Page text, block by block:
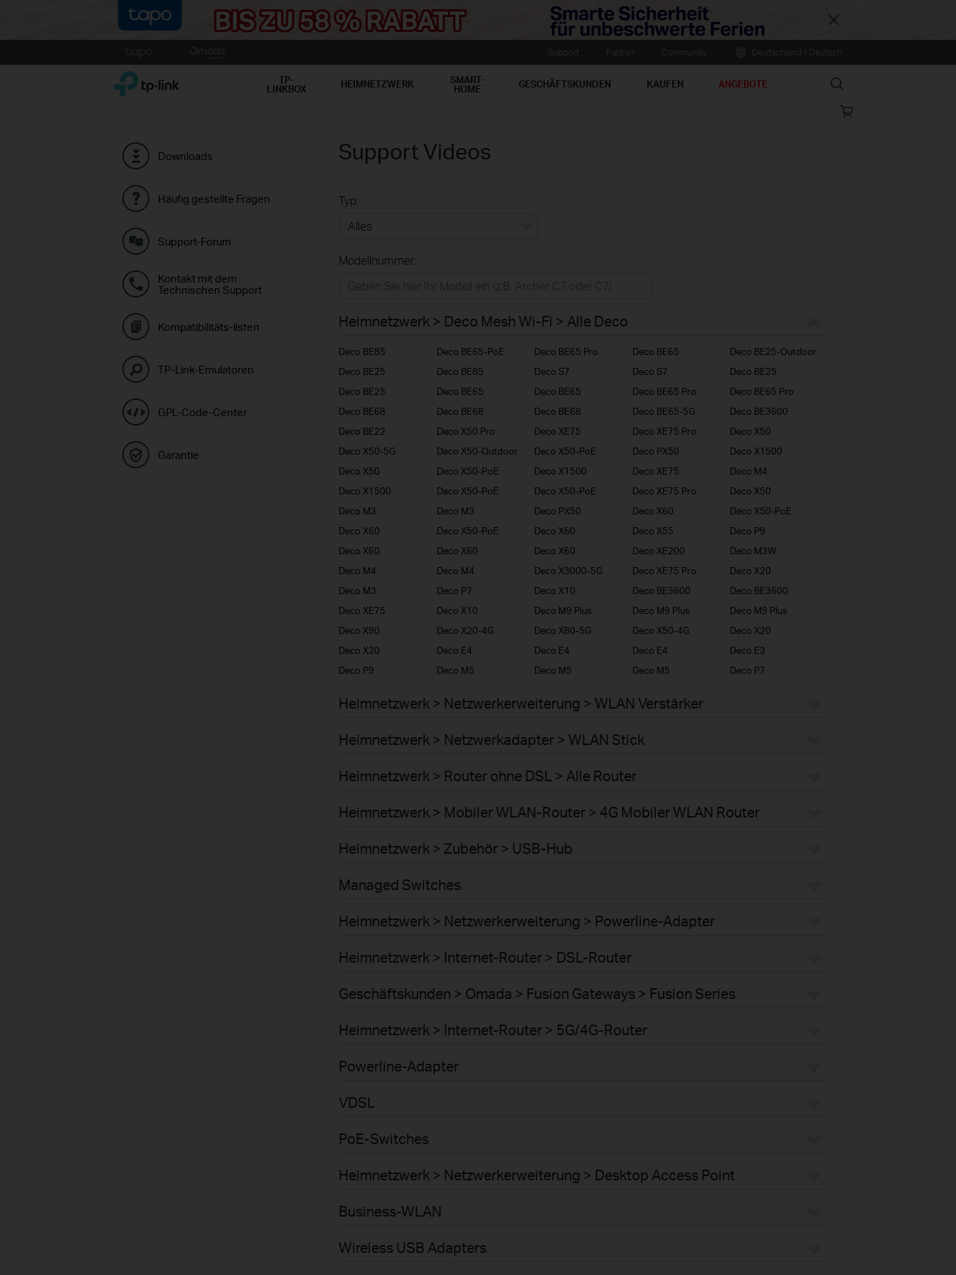
Close
to
TP-Link, Reliably Smart TP-
LINKBOX HEIMNETZWERK SMART-
HOME GESCHÄFTSKUNDEN KAUFEN ANGEBOTE Search
Online
Downloads
Häufig gestellte Fragen
Support-Forum
Kontakt mit dem
Technischen Support
Kompatibilitäts-listen
TP-Link-Emulatoren
GPL-Code-Center
Garantie
Support Videos
Typ:
Geschäftskunden
Modellnummer:
Heimnetzwerk > Deco Mesh Wi-Fi > Alle Deco
Deco BE85 Deco BE65-PoE Deco BE65 Pro Deco BE65
Deco BE25-Outdoor
Deco BE25
Deco BE85 Deco S7 Deco S7
Deco BE25
Deco BE25
Deco BE65 Deco BE65 Deco BE65 Pro
Deco BE65 Pro
Deco BE68
Deco BE68 Deco BE68 Deco BE65-5G
Deco BE3600
Deco BE22
Deco X50 Pro Deco XE75 Deco XE75 Pro
Deco X50
Deco X50-5G
Deco X50-Outdoor Deco X50-PoE Deco PX50
Deco X1500
Deco X50
Deco X50-PoE Deco X1500 Deco XE75
Deco M4
Deco X1500
Deco X50-PoE Deco X50-PoE Deco XE75 Pro
Deco X50
Deco M3
Deco M3 Deco PX50 Deco X60
Deco X50-PoE
Deco X60
Deco X50-PoE Deco X60 Deco X55
Deco P9
Deco X60
Deco X60 Deco X60 Deco XE200
Deco M3W
Deco M4
Deco M4 Deco X3000-5G Deco XE75 Pro
Deco X20
Deco M3
Deco P7 Deco X10 Deco BE3600
Deco BE3600
Deco XE75
Deco X10 Deco M9 Plus Deco M9 Plus
Deco M9 Plus
Deco X90
Deco X20-4G Deco X80-5G Deco X50-4G
Deco X20
Deco X20
Deco E4 Deco E4 Deco E4
Deco E3
Deco P9
Deco M5 Deco M5 Deco M5 Deco P7
Heimnetzwerk > Netzwerkerweiterung > WLAN Verstärker
Heimnetzwerk > Netzwerkadapter > WLAN Stick
Heimnetzwerk > Router ohne DSL > Alle Router
Heimnetzwerk > Mobiler WLAN-Router > 4G Mobiler WLAN Router
Heimnetzwerk > Zubehör > USB-Hub
Managed Switches
Heimnetzwerk > Netzwerkerweiterung > Powerline-Adapter
Heimnetzwerk > Internet-Router > DSL-Router
Geschäftskunden > Omada > Fusion Gateways > Fusion Series
Heimnetzwerk > Internet-Router > 5G/4G-Router
Powerline-Adapter
VDSL
PoE-Switches
Heimnetzwerk > Netzwerkerweiterung > Desktop Access Point
Business-WLAN
Wireless USB Adapters